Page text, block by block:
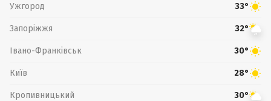
Ужгород 33°
Запоріжжя 32°
Івано-Франківськ 30°
Київ 28°
Кропивницький 30°